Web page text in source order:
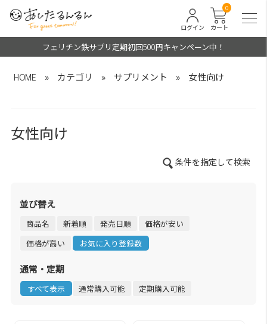
カート
0
ログイン
フェリチン鉄サプリ定期初回500円キャンペーン中！
HOME » カテゴリ » サプリメント » 女性向け
女性向け
条件を指定して検索
並び替え
商品名 新着順 発売日順
価格が安い
価格が高い
お気に入り登録数
通常・定期
すべて表示 通常購入可能 定期購入可能